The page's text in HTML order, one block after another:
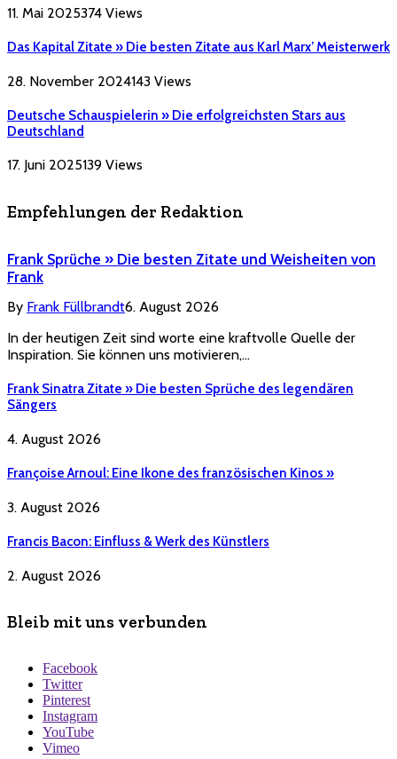
11. Mai 2025374 Views
Das Kapital Zitate » Die besten Zitate aus Karl Marx’ Meisterwerk
28. November 2024143 Views
Deutsche Schauspielerin » Die erfolgreichsten Stars aus
Deutschland
17. Juni 2025139 Views
Empfehlungen der Redaktion
Frank Sprüche » Die besten Zitate und Weisheiten von
Frank
By Frank Füllbrandt6. August 2026
In der heutigen Zeit sind worte eine kraftvolle Quelle der
Inspiration. Sie können uns motivieren,…
Frank Sinatra Zitate » Die besten Sprüche des legendären
Sängers
4. August 2026
Françoise Arnoul: Eine Ikone des französischen Kinos »
3. August 2026
Francis Bacon: Einfluss & Werk des Künstlers
2. August 2026
Bleib mit uns verbunden
Facebook
Twitter
Pinterest
Instagram
YouTube
Vimeo